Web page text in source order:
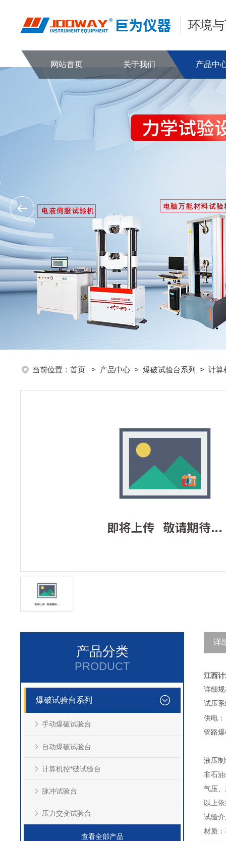
环境
网站首页 关于我们 产品中
当前位置： 首页 > 产品中心 > 爆破试验台系列 > 计算
产品分类
PRODUCT
爆破试验台系列
手动爆破试验台
自动爆破试验台
计算机控*破试验台
脉冲试验台
压力交变试验台
查看全部产品
详
江西
详细
试压
供电
管路
液压
非石油
气压
以上
试验
材质